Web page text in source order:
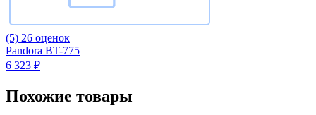
(5) 26 оценок
Pandora BT-775
6 323 ₽
Похожие товары